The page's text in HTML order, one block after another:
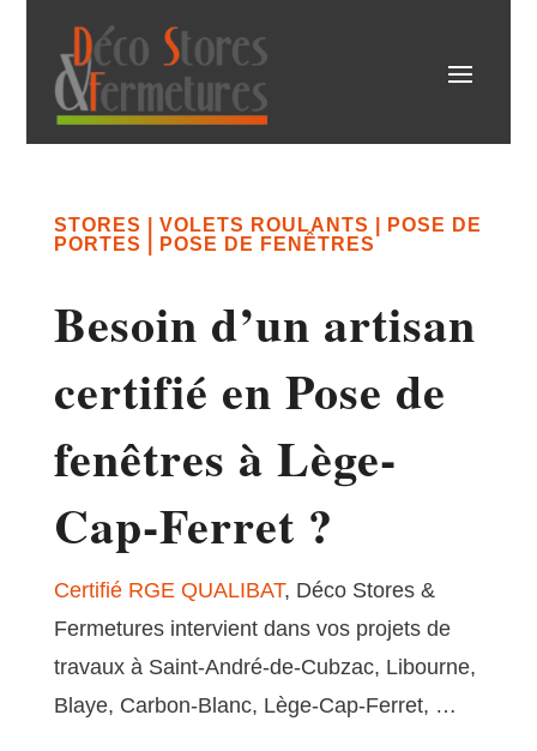
STORES | VOLETS ROULANTS | POSE DE
PORTES | POSE DE FENÊTRES
Besoin d’un artisan
certifié en Pose de
fenêtres à Lège-
Cap-Ferret ?
Certifié RGE QUALIBAT, Déco Stores &
Fermetures intervient dans vos projets de
travaux à Saint-André-de-Cubzac, Libourne,
Blaye, Carbon-Blanc, Lège-Cap-Ferret, …